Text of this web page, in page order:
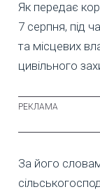
Як передає
7 серпня, під
та місцевих
цивільного
За його